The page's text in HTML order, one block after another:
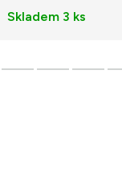
Skladem 3 ks